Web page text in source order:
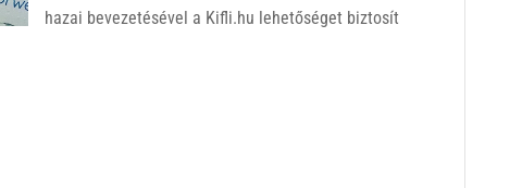
hazai bevezetésével a Kifli.hu lehetőséget biztosít